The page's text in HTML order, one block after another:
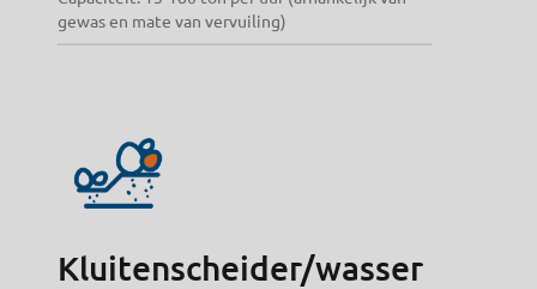
gewas en mate van vervuiling)
Kluitenscheider/wasser